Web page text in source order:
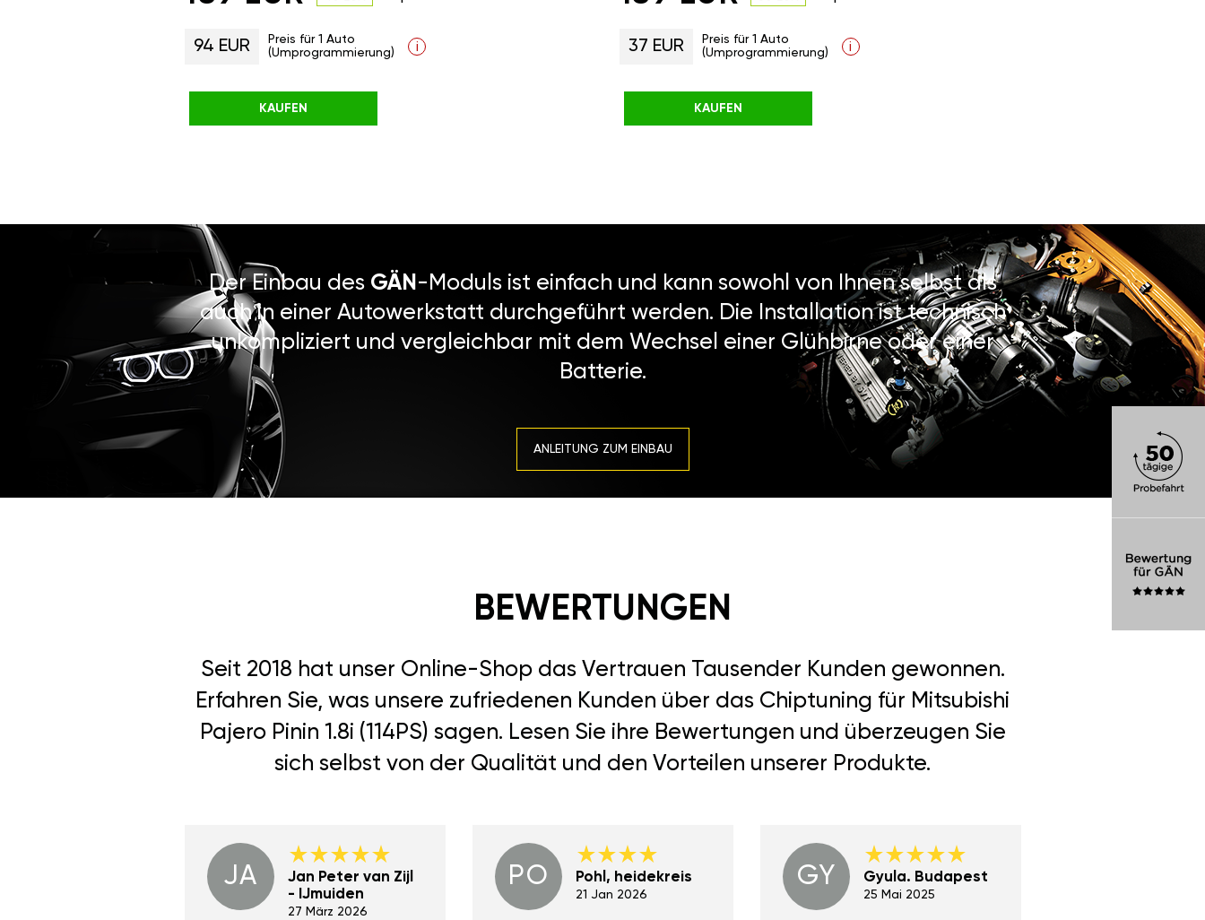
37 EUR
Preis für 1 Auto
(Umprogrammierung)
i
KAUFEN
94 EUR
Preis für 1 Auto
(Umprogrammierung)
i
KAUFEN
Der Einbau des GÄN-Moduls ist einfach und kann sowohl von Ihnen selbst als
auch in einer Autowerkstatt durchgeführt werden. Die Installation ist technisch
unkompliziert und vergleichbar mit dem Wechsel einer Glühbirne oder einer
Batterie.
ANLEITUNG ZUM EINBAU
BEWERTUNGEN
Seit 2018 hat unser Online-Shop das Vertrauen Tausender Kunden gewonnen.
Erfahren Sie, was unsere zufriedenen Kunden über das Chiptuning für Mitsubishi
Pajero Pinin 1.8i (114PS) sagen. Lesen Sie ihre Bewertungen und überzeugen Sie
sich selbst von der Qualität und den Vorteilen unserer Produkte.
JA
Jan Peter van Zijl
- IJmuiden
27 März 2026
PO Pohl, heidekreis
21 Jan 2026
GY Gyula. Budapest
25 Mai 2025